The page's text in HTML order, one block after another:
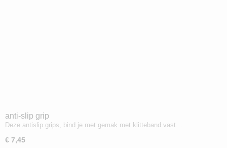
anti-slip grip
Deze antislip grips, bind je met gemak met klitteband vast…
€ 7,45